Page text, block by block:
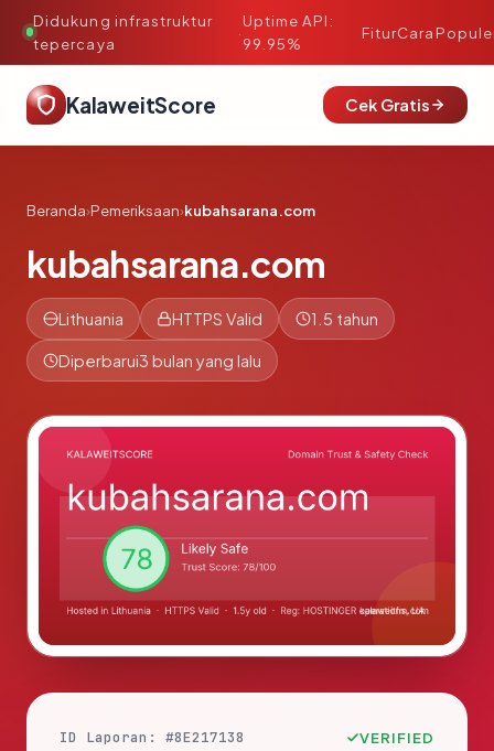
Didukung infrastruktur
tepercaya
·
Uptime API:
99.95%
FiturCara
KalaweitScore Cek Gratis
Beranda›Pemeriksaan›kubahsarana.com
kubahsarana.com
Lithuania HTTPS Valid 1.5 tahun
Diperbarui3 bulan yang lalu
ID Laporan: #8E217138 VERIFIED